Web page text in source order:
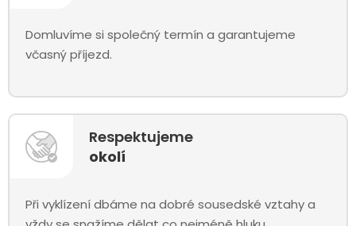
Domluvíme si společný termín a garantujeme
včasný příjezd.
Respektujeme
okolí
Při vyklízení dbáme na dobré sousedské vztahy a